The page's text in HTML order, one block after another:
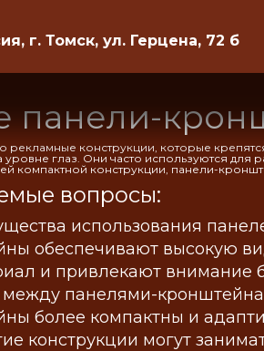
г. Томск, ул. Герцена, 72 б
панели-
конструкции, которые
уровне глаз. Они часто используются
компактной конструкции, панели-
вопросы:
использования
обеспечивают высокую
и привлекают внимание
панелями-
более компактны и
конструкции могут